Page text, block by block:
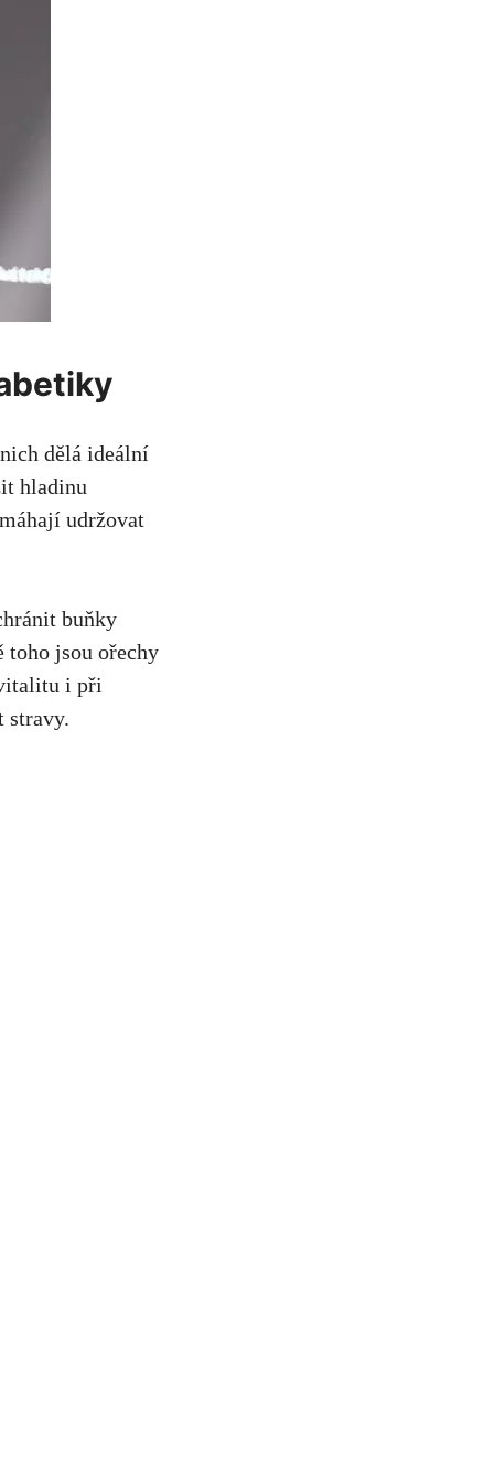
dělá ideální
hladinu
udržovat
buňky
jsou ořechy
i při
stravy.